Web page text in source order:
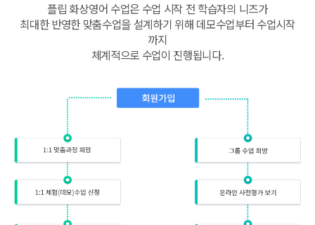
플립 화상영어 수업은 수업 시작 전 학습자의 니즈가
최대한 반영한 맞춤수업을 설계하기 위해 데모수업부터 수업시작
까지
체계적으로 수업이 진행됩니다.